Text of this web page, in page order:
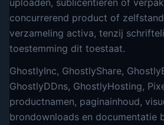
concurrerend product of
verzameling activa, tenzij
toestemming dit toestaat.
GhostlyInc, GhostlyShare,
GhostlyDDns, GhostlyHosting,
productnamen, paginainhoud,
brondownloads en documentatie